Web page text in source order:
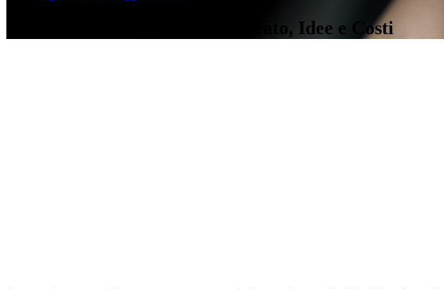
Tatuaggio Geometrico: Significato, Idee e Costi